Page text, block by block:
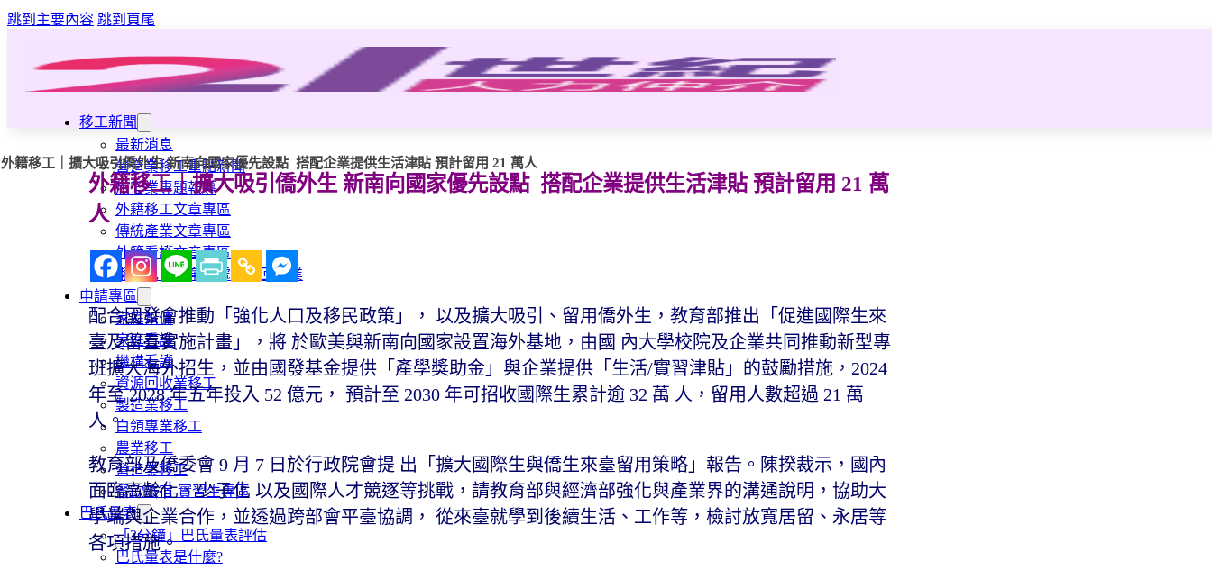
跳到主要內容 跳到頁尾
移工新聞
最新消息
營造業移工重點新聞
旅宿業專題報導
外籍移工文章專區
傳統產業文章專區
外籍看護文章專區
懶人包｜廢棄物處理與回收業
申請專區
家庭幫傭
家庭看護
機構看護
資源回收業移工
製造業移工
白領專業移工
農業移工
營造業移工
餐飲旅宿-實習生專區
巴氏量表
「3分鐘」巴氏量表評估
巴氏量表是什麼?
外籍移工｜擴大吸引僑外生 新南向國家優先設點 搭配企業提供生活津貼 預計留用 21 萬人
外籍移工｜擴大吸引僑外生 新南向國家優先設點 搭配企業提供生活津貼 預計留用 21 萬
人
配合國發會推動「強化人口及移民政策」， 以及擴大吸引、留用僑外生，教育部推出「促進國際生來
臺及留臺實施計畫」，將 於歐美與新南向國家設置海外基地，由國 內大學校院及企業共同推動新型專
班擴大海外招生，並由國發基金提供「產學獎助金」與企業提供「生活/實習津貼」的鼓勵措施，2024
年至 2028 年五年投入 52 億元， 預計至 2030 年可招收國際生累計逾 32 萬 人，留用人數超過 21 萬
人。
教育部及僑委會 9 月 7 日於行政院會提 出「擴大國際生與僑生來臺留用策略」報告。陳揆裁示，國內
面臨高齡化、少子化 以及國際人才競逐等挑戰，請教育部與經濟部強化與產業界的溝通說明，協助大
學端與企業合作，並透過跨部會平臺協調， 從來臺就學到後續生活、工作等，檢討放寬居留、永居等
各項措施。